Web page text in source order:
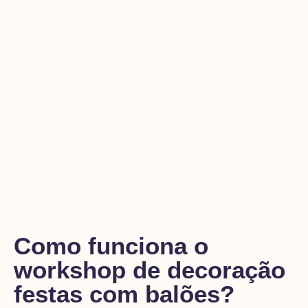
Como funciona o
workshop de decoração
festas com balões?